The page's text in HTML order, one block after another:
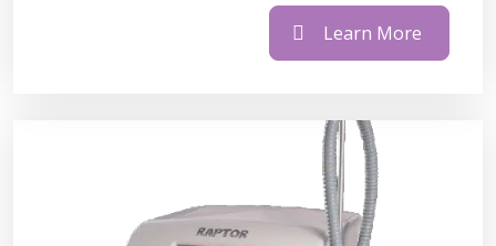
Learn More